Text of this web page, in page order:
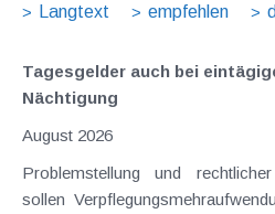
Langtext
empfehlen
Tagesgelder auch bei
Nächtigung
August 2026
Problemstellung und
sollen